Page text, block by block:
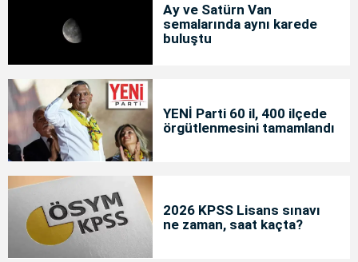
Ay ve Satürn Van
semalarında aynı karede
buluştu
YENİ Parti 60 il, 400 ilçede
örgütlenmesini tamamlandı
2026 KPSS Lisans sınavı
ne zaman, saat kaçta?